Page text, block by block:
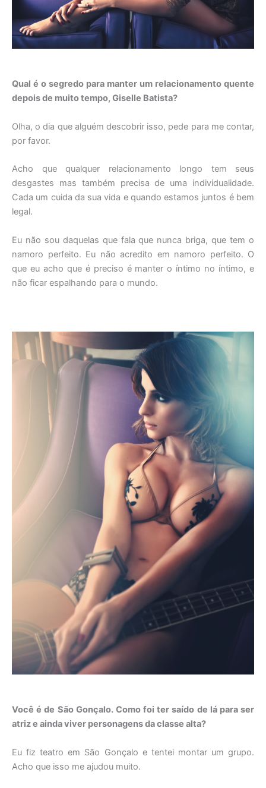
Qual é o segredo para manter um relacionamento quente
depois de muito tempo, Giselle Batista?
Olha, o dia que alguém descobrir isso, pede para me contar,
por favor.
Acho que qualquer relacionamento longo tem seus
desgastes mas também precisa de uma individualidade.
Cada um cuida da sua vida e quando estamos juntos é bem
legal.
Eu não sou daquelas que fala que nunca briga, que tem o
namoro perfeito. Eu não acredito em namoro perfeito. O
que eu acho que é preciso é manter o íntimo no íntimo, e
não ficar espalhando para o mundo.
Você é de São Gonçalo. Como foi ter saído de lá para ser
atriz e ainda viver personagens da classe alta?
Eu fiz teatro em São Gonçalo e tentei montar um grupo.
Acho que isso me ajudou muito.